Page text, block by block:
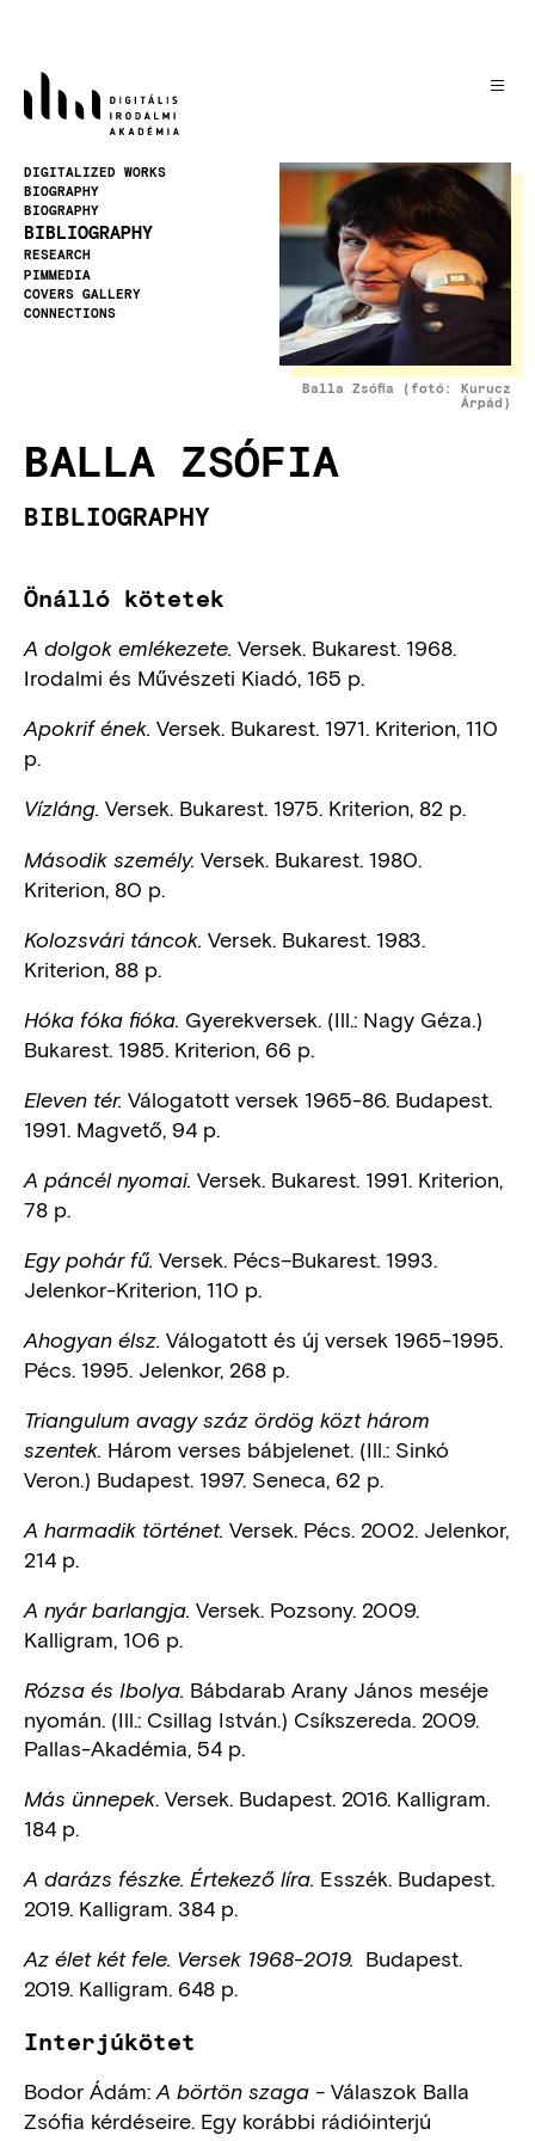
content
Image
Balla Zsófia (fotó: Kurucz
Árpád)
DIGITALIZED WORKS
BIOGRAPHY
BIOGRAPHY
BIBLIOGRAPHY
RESEARCH
PIMMEDIA
COVERS GALLERY
CONNECTIONS
BALLA ZSÓFIA
BIBLIOGRAPHY
Önálló kötetek
A dolgok emlékezete. Versek. Bukarest. 1968.
Irodalmi és Művészeti Kiadó, 165 p.
Apokrif ének. Versek. Bukarest. 1971. Kriterion, 110
p.
Vízláng. Versek. Bukarest. 1975. Kriterion, 82 p.
Második személy. Versek. Bukarest. 1980.
Kriterion, 80 p.
Kolozsvári táncok. Versek. Bukarest. 1983.
Kriterion, 88 p.
Hóka fóka fióka. Gyerekversek. (Ill.: Nagy Géza.)
Bukarest. 1985. Kriterion, 66 p.
Eleven tér. Válogatott versek 1965-86. Budapest.
1991. Magvető, 94 p.
A páncél nyomai. Versek. Bukarest. 1991. Kriterion,
78 p.
Egy pohár fű. Versek. Pécs–Bukarest. 1993.
Jelenkor-Kriterion, 110 p.
Ahogyan élsz. Válogatott és új versek 1965-1995.
Pécs. 1995. Jelenkor, 268 p.
Triangulum avagy száz ördög közt három
szentek. Három verses bábjelenet. (Ill.: Sinkó
Veron.) Budapest. 1997. Seneca, 62 p.
A harmadik történet. Versek. Pécs. 2002. Jelenkor,
214 p.
A nyár barlangja. Versek. Pozsony. 2009.
Kalligram, 106 p.
Rózsa és Ibolya. Bábdarab Arany János meséje
nyomán. (Ill.: Csillag István.) Csíkszereda. 2009.
Pallas-Akadémia, 54 p.
Más ünnepek. Versek. Budapest. 2016. Kalligram.
184 p.
A darázs fészke. Értekező líra. Esszék. Budapest.
2019. Kalligram. 384 p.
Az élet két fele. Versek 1968-2019. Budapest.
2019. Kalligram. 648 p.
Interjúkötet
Bodor Ádám: A börtön szaga - Válaszok Balla
Zsófia kérdéseire. Egy korábbi rádióinterjú